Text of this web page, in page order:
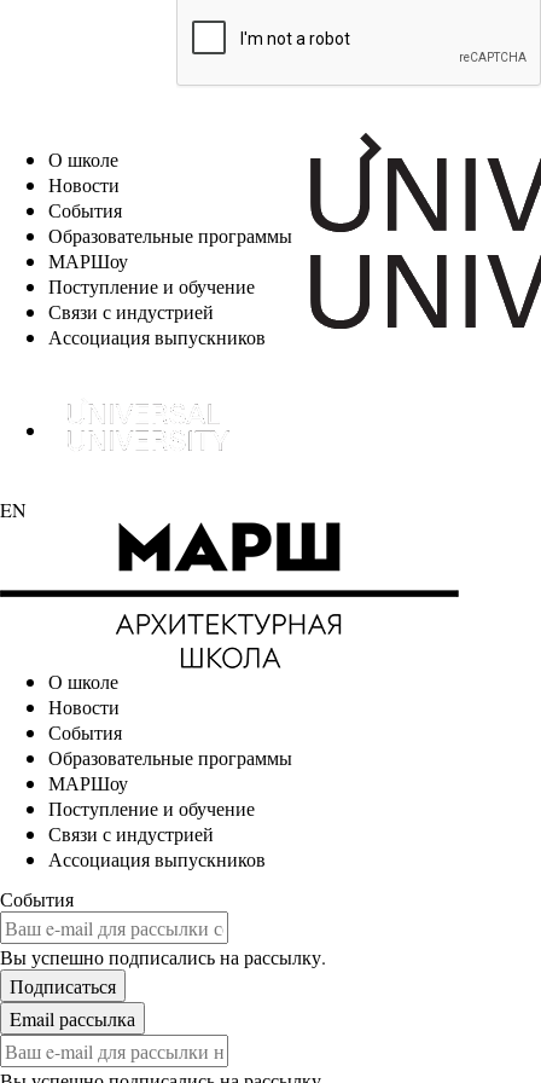
EN
О школе
Новости
События
Образовательные программы
МАРШоу
Поступление и обучение
Связи с индустрией
Ассоциация выпускников
EN
О школе
Новости
События
Образовательные программы
МАРШоу
Поступление и обучение
Связи с индустрией
Ассоциация выпускников
События
Вы успешно подписались на рассылку.